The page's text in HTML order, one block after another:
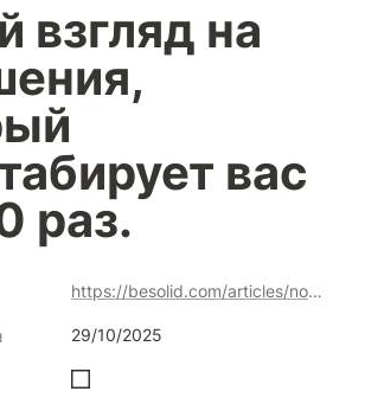
взгляд на
вас
раз.
https://besolid.com/articles/novyj-vzglyad-na-otnosheniya-kotoryj-masshtabiruet-vas-v-1000-raz
29/10/2025